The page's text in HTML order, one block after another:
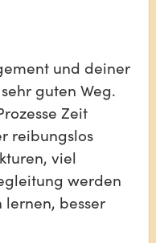
und deiner
guten Weg.
Zeit
reibungslos
viel
werden
besser